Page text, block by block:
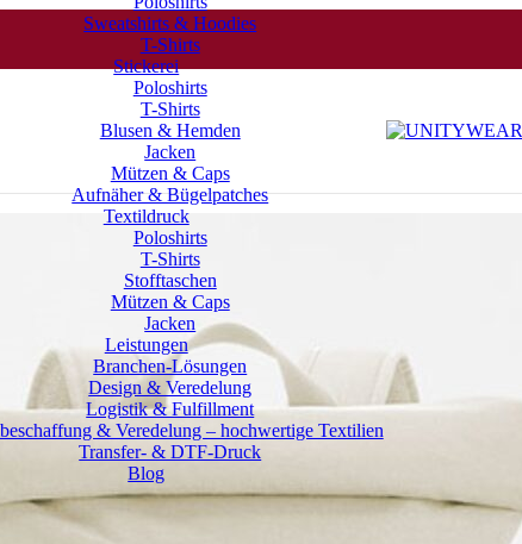
Sweatshirts & Hoodies
T-Shirts
Stickerei
Poloshirts
T-Shirts
Blusen & Hemden
Jacken
Mützen & Caps
Aufnäher & Bügelpatches
Textildruck
Poloshirts
T-Shirts
Stofftaschen
Mützen & Caps
Jacken
Leistungen
Branchen-Lösungen
Design & Veredelung
Logistik & Fulfillment
& Veredelung – hochwertige Textilien
Transfer- & DTF-Druck
Blog